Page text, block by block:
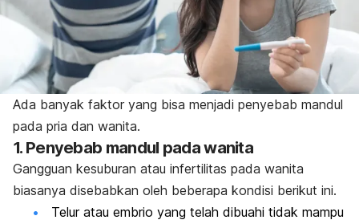
Ada banyak faktor yang bisa menjadi penyebab mandul
pada pria dan wanita.
1. Penyebab mandul pada wanita
Gangguan kesuburan atau infertilitas pada wanita
biasanya disebabkan oleh beberapa kondisi berikut ini.
Telur atau embrio yang telah dibuahi tidak mampu